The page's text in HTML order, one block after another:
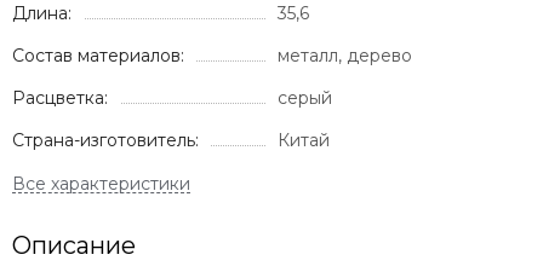
Длина:
35,6
Состав материалов:
металл, дерево
Расцветка:
серый
Страна-изготовитель:
Китай
Описание